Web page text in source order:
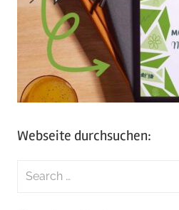
Webseite durchsuchen:
Search